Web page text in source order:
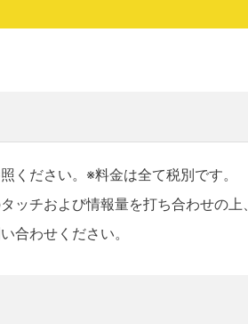
ください。※料金は全て税別です。
ッチおよび情報量を打ち合わせの
合わせください。